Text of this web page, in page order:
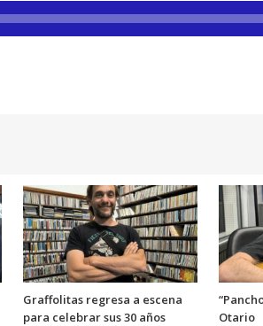
Graffolitas regresa a escena
para celebrar sus 30 años
Otario